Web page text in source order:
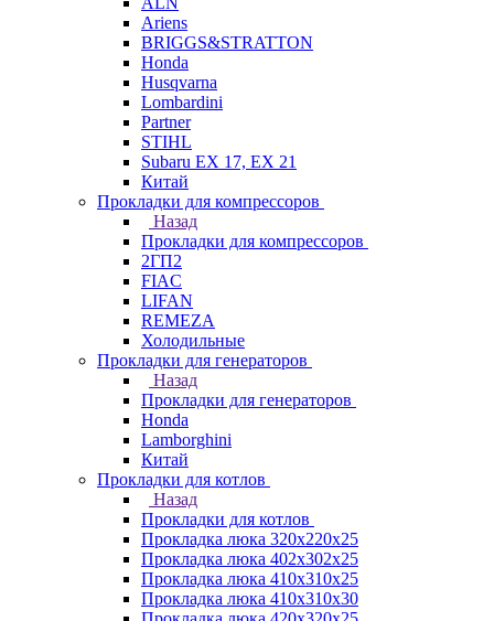
Ariens
BRIGGS&STRATTON
Honda
Husqvarna
Lombardini
Partner
STIHL
Subaru EX 17, EX 21
Китай
Прокладки для компрессоров
Назад
Прокладки для компрессоров
2ГП2
FIAC
LIFAN
REMEZA
Холодильные
Прокладки для генераторов
Назад
Прокладки для генераторов
Honda
Lamborghini
Китай
Прокладки для котлов
Назад
Прокладки для котлов
Прокладка люка 320x220x25
Прокладка люка 402x302x25
Прокладка люка 410x310x25
Прокладка люка 410х310х30